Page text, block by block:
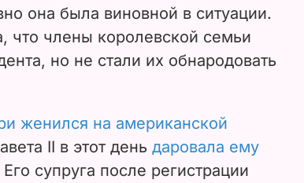
она была виновной в ситуации.
что члены королевской семьи
но не стали их обнародовать
женился на американской
II в этот день даровала ему
Его супруга после регистрации